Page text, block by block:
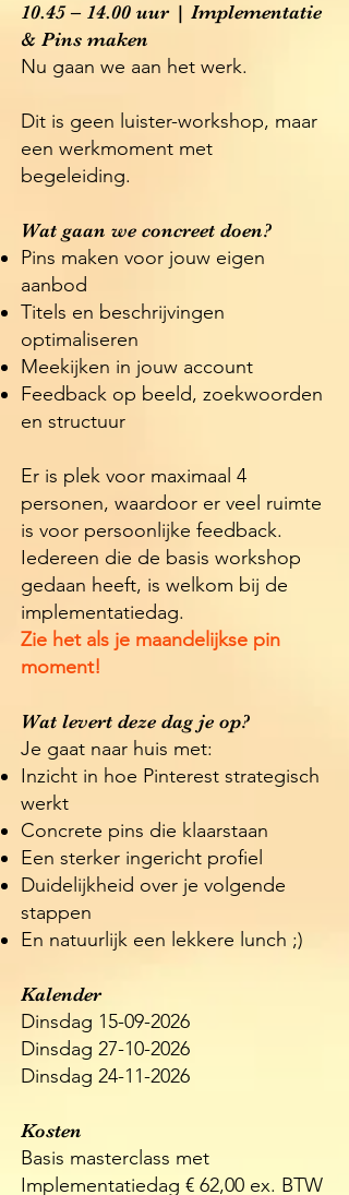
10.45 – 14.00 uur | Implementatie
& Pins maken
Nu gaan we aan het werk.
Dit is geen luister-workshop, maar
een werkmoment met
begeleiding.
Wat gaan we concreet doen?
Pins maken voor jouw eigen
aanbod
Titels en beschrijvingen
optimaliseren
Meekijken in jouw account
Feedback op beeld, zoekwoorden
en structuur
Er is plek voor maximaal 4
personen, waardoor er veel ruimte
is voor persoonlijke feedback.
Iedereen die de basis workshop
gedaan heeft, is welkom bij de
implementatiedag.
Zie het als je maandelijkse pin
moment!
Wat levert deze dag je op?
Je gaat naar huis met:
Inzicht in hoe Pinterest strategisch
werkt
Concrete pins die klaarstaan
Een sterker ingericht profiel
Duidelijkheid over je volgende
stappen
En natuurlijk een lekkere lunch ;)
Kalender
Dinsdag 15-09-2026
Dinsdag 27-10-2026
Dinsdag 24-11-2026
Kosten
Basis masterclass met
Implementatiedag € 62,00 ex. BTW